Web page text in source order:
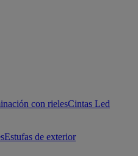
con rielesCintas Led
Estufas de exterior